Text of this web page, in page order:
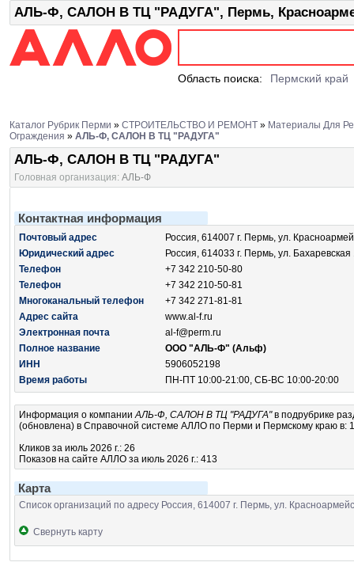
АЛЬ-Ф, САЛОН В ТЦ "РАДУГА", Пермь,
Область поиска: Пермский край
Каталог Рубрик Перми » СТРОИТЕЛЬСТВО И РЕМОНТ » Материалы Для
Ограждения » АЛЬ-Ф, САЛОН В ТЦ "РАДУГА"
АЛЬ-Ф, САЛОН В ТЦ "РАДУГА"
Головная организация: АЛЬ-Ф
Контактная информация
Почтовый адрес
Россия, 614007 г. Пермь, ул.
Юридический адрес
Россия, 614033 г. Пермь, ул. Бахаревская
Телефон
+7 342 210-50-80
Телефон
+7 342 210-50-81
Многоканальный телефон
+7 342 271-81-81
Адрес сайта
www.al-f.ru
Электронная почта
al-f@perm.ru
Полное название
ООО "АЛЬ-Ф" (Альф)
ИНН
5906052198
Время работы
ПН-ПТ 10:00-21:00, СБ-ВС 10:00-20:00
Информация о компанииАЛЬ-Ф, САЛОН В ТЦ "РАДУГА"в подрубрике
(обновлена) в Справочной системе АЛЛО по Перми и Пермскому краю в:
Кликов за июль 2026 г.: 26
Показов на сайте АЛЛО за июль 2026 г.: 413
Карта
Список организаций по адресу Россия, 614007 г. Пермь, ул.
Свернуть карту